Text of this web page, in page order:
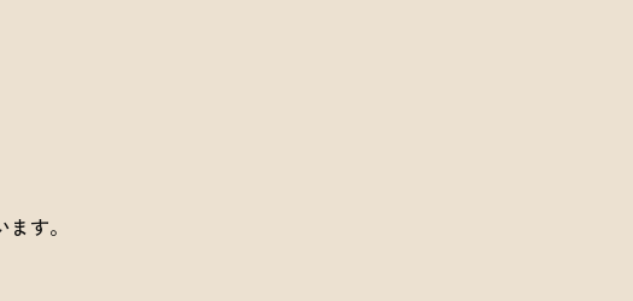
す。